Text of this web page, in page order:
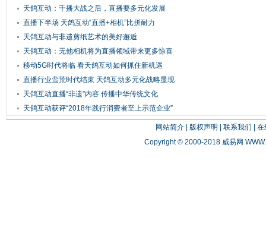
机
天鸽互动：千播大战之后，直播要多元化发展
直播下半场 天鸽互动“直播+相机”比拼耐力
天鸽互动与非遗剪纸艺术的美好邂逅
天鸽互动：无他相机将为直播领域带来更多惊喜
移动5G时代将临 看天鸽互动如何抓住新机遇
直播行业蛮荒时代结束 天鸽互动多元化战略显现
天鸽互动直播“非遗”内容 传播中华传统文化
天鸽互动获评“2018年践行消费者至上示范企业”
网站简介| 版权声明 联系我们
在
Copyright © 2000-2018 威易网 WWW.